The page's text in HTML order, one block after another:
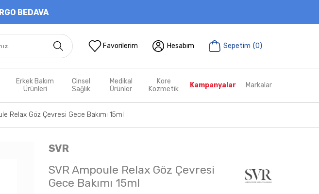
BEDAVA
Favorilerim Hesabım Sepetim (0)
Erkek Bakım
Ürünleri
Cinsel
Sağlık
Medikal
Ürünler
Kore
Kozmetik
Kampanyalar Markalar
Relax Göz Çevresi Gece Bakımı 15ml
SVR
SVR Ampoule Relax Göz Çevresi
Gece Bakımı 15ml